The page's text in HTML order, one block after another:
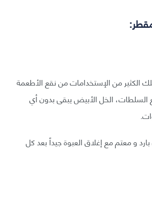
الكثير من الإستخدامات من نقع الأطعمة
السلطات، الخل الأبيض يبقى بدون أي
و معتم مع إغلاق العبوة جيداً بعد كل